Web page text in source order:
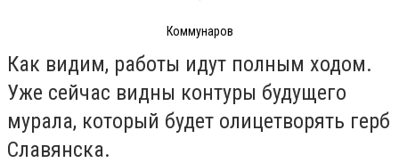
Коммунаров
Как видим, работы идут полным ходом.
Уже сейчас видны контуры будущего
мурала, который будет олицетворять герб
Славянска.